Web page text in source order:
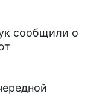
сообщили о